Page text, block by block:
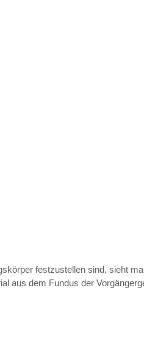
festzustellen sind, sieht
aus dem Fundus der